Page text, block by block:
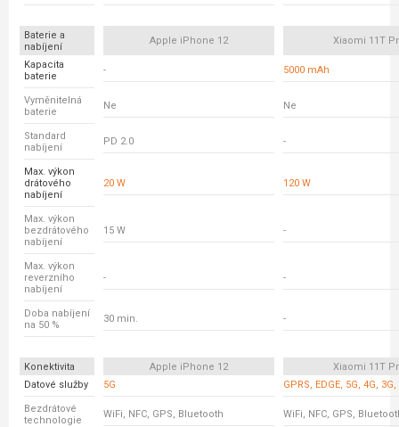
Baterie a
nabíjení
Apple iPhone 12 Xiaomi 11T
Kapacita
baterie
- 5000 mAh
Vyměnitelná
baterie
Ne Ne
Standard
nabíjení
PD 2.0 -
Max. výkon
drátového
nabíjení
20 W 120 W
Max. výkon
bezdrátového
nabíjení
15 W -
Max. výkon
reverzního
nabíjení
- -
Doba nabíjení
na 50 %
30 min. -
Konektivita Apple iPhone 12
Xiaomi 11T
Datové služby
5G GPRS, EDGE, 5G, 4G, 3G,
Bezdrátové
technologie
WiFi, NFC, GPS, Bluetooth WiFi, NFC, GPS,